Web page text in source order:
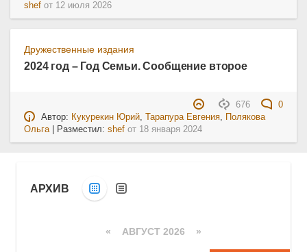
shef от 12 июля 2026
Дружественные издания
2024 год – Год Семьи. Сообщение второе
676
0
Автор: Кукурекин Юрий ,Тарапура Евгения
Полякова
Ольга | Разместил: shef от 18 января 2024
АРХИВ
« АВГУСТ 2026 »